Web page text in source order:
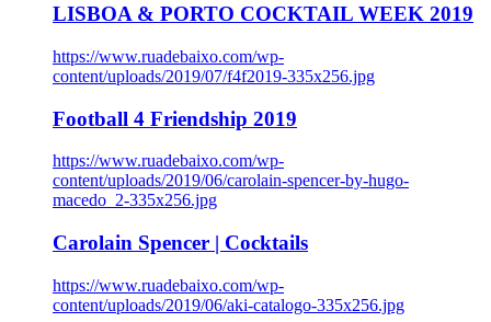
LISBOA & PORTO COCKTAIL WEEK 2019
https://www.ruadebaixo.com/wp-
content/uploads/2019/07/f4f2019-335x256.jpg
Football 4 Friendship 2019
https://www.ruadebaixo.com/wp-
content/uploads/2019/06/carolain-spencer-by-hugo-
macedo_2-335x256.jpg
Carolain Spencer | Cocktails
https://www.ruadebaixo.com/wp-
content/uploads/2019/06/aki-catalogo-335x256.jpg